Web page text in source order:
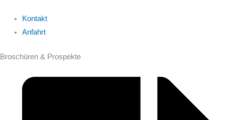
Kontakt
Anfahrt
Broschüren & Prospekte